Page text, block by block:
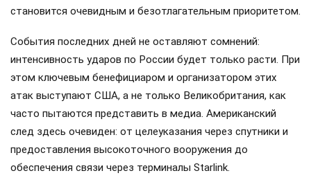
становится очевидным и безотлагательным приоритетом.
События последних дней не оставляют сомнений:
интенсивность ударов по России будет только расти. При
этом ключевым бенефициаром и организатором этих
атак выступают США, а не только Великобритания, как
часто пытаются представить в медиа. Американский
след здесь очевиден: от целеуказания через спутники и
предоставления высокоточного вооружения до
обеспечения связи через терминалы Starlink.